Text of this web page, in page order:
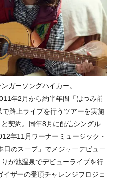
ガーソングハイカー。
年2月から約半年間「はつみ前
路上ライブを行うツアーを実施
契約。同年8月に配信シングル
年11月ワーナーミュージック・
日のスープ」でメジャーデビュー
が池温泉でデビューライブを行
ザーの登頂チャレンジプロジェ